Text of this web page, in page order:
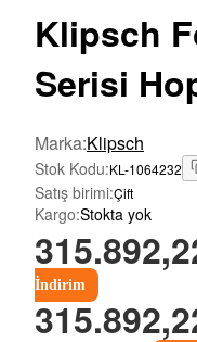
Klipsch
Serisi
Marka:Klipsch
Stok Kodu:KL-1064232
Satış birimi:Çift
Kargo:Stokta yok
İndirim